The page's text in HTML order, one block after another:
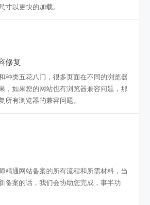
寸以更快的加载。
修复
种类五花八门，很多页面在不同的浏览器
，如果您的网站也有浏览器兼容问题，那
所有浏览器的兼容问题。
精通网站备案的所有流程和所需材料，当
备案的话，我们会协助您完成，事半功